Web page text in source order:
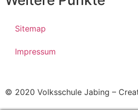
Sitemap
Impressum
© 2020 Volksschule Jabing –